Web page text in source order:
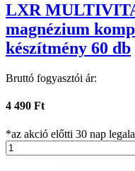
LXR
magnézium
készítmény 60 db
Bruttó fogyasztói ár:
4 490 Ft
*az akció előtti 30 nap